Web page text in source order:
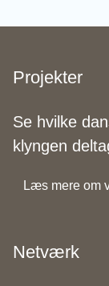
Projekter
Se hvilke
klyngen
Læs mere om
Netværk